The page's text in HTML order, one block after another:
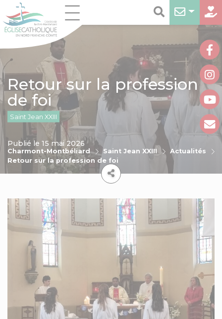
Retour sur la profession
de foi
Saint Jean XXIII
Charmont-Montbéliard Saint Jean XXIII
Actualités
Retour sur la profession de foi
Publié le 15 mai 2026